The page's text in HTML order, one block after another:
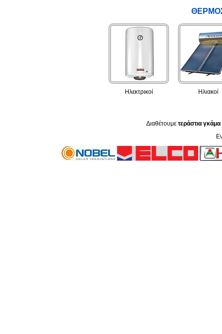
Ηλεκτρικοί Ηλιακοί
Διαθέτουμε τεράστια γκάμα